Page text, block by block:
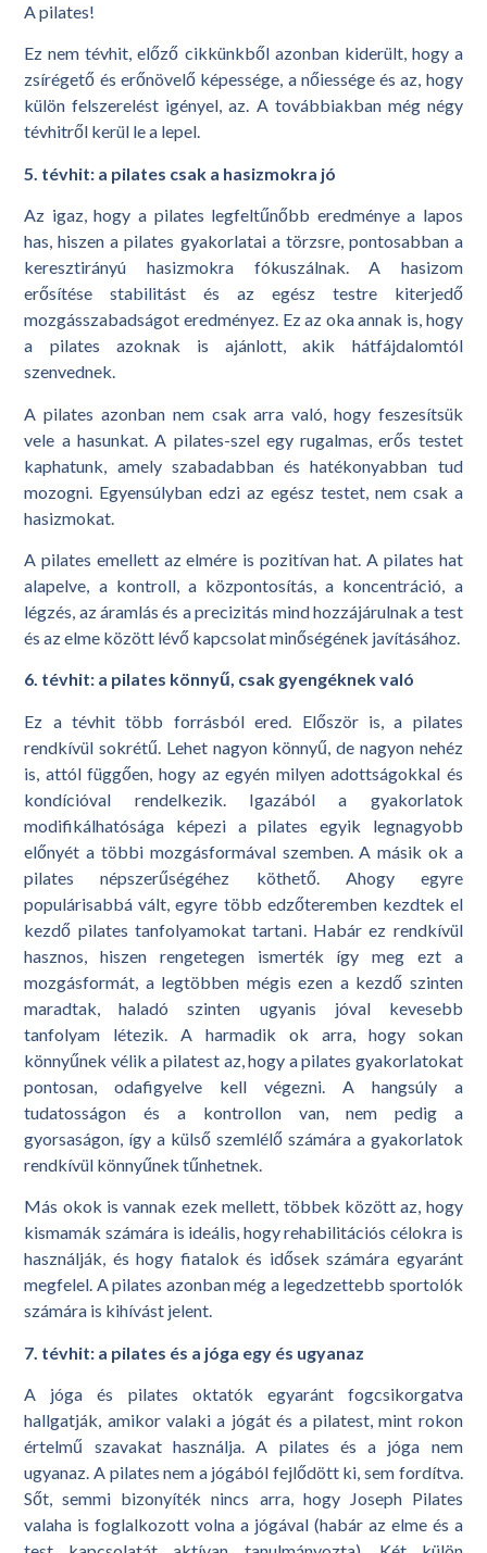
A pilates!
Ez nem tévhit, előző cikkünkből azonban kiderült, hogy a
zsírégető és erőnövelő képessége, a nőiessége és az, hogy
külön felszerelést igényel, az. A továbbiakban még négy
tévhitről kerül le a lepel.
5. tévhit: a pilates csak a hasizmokra jó
Az igaz, hogy a pilates legfeltűnőbb eredménye a lapos
has, hiszen a pilates gyakorlatai a törzsre, pontosabban a
keresztirányú hasizmokra fókuszálnak. A hasizom
erősítése stabilitást és az egész testre kiterjedő
mozgásszabadságot eredményez. Ez az oka annak is, hogy
a pilates azoknak is ajánlott, akik hátfájdalomtól
szenvednek.
A pilates azonban nem csak arra való, hogy feszesítsük
vele a hasunkat. A pilates-szel egy rugalmas, erős testet
kaphatunk, amely szabadabban és hatékonyabban tud
mozogni. Egyensúlyban edzi az egész testet, nem csak a
hasizmokat.
A pilates emellett az elmére is pozitívan hat. A pilates hat
alapelve, a kontroll, a központosítás, a koncentráció, a
légzés, az áramlás és a precizitás mind hozzájárulnak a test
és az elme között lévő kapcsolat minőségének javításához.
6. tévhit: a pilates könnyű, csak gyengéknek való
Ez a tévhit több forrásból ered. Először is, a pilates
rendkívül sokrétű. Lehet nagyon könnyű, de nagyon nehéz
is, attól függően, hogy az egyén milyen adottságokkal és
kondícióval rendelkezik. Igazából a gyakorlatok
modifikálhatósága képezi a pilates egyik legnagyobb
előnyét a többi mozgásformával szemben. A másik ok a
pilates népszerűségéhez köthető. Ahogy egyre
populárisabbá vált, egyre több edzőteremben kezdtek el
kezdő pilates tanfolyamokat tartani. Habár ez rendkívül
hasznos, hiszen rengetegen ismerték így meg ezt a
mozgásformát, a legtöbben mégis ezen a kezdő szinten
maradtak, haladó szinten ugyanis jóval kevesebb
tanfolyam létezik. A harmadik ok arra, hogy sokan
könnyűnek vélik a pilatest az, hogy a pilates gyakorlatokat
pontosan, odafigyelve kell végezni. A hangsúly a
tudatosságon és a kontrollon van, nem pedig a
gyorsaságon, így a külső szemlélő számára a gyakorlatok
rendkívül könnyűnek tűnhetnek.
Más okok is vannak ezek mellett, többek között az, hogy
kismamák számára is ideális, hogy rehabilitációs célokra is
használják, és hogy fiatalok és idősek számára egyaránt
megfelel. A pilates azonban még a legedzettebb sportolók
számára is kihívást jelent.
7. tévhit: a pilates és a jóga egy és ugyanaz
A jóga és pilates oktatók egyaránt fogcsikorgatva
hallgatják, amikor valaki a jógát és a pilatest, mint rokon
értelmű szavakat használja. A pilates és a jóga nem
ugyanaz. A pilates nem a jógából fejlődött ki, sem fordítva.
Sőt, semmi bizonyíték nincs arra, hogy Joseph Pilates
valaha is foglalkozott volna a jógával (habár az elme és a